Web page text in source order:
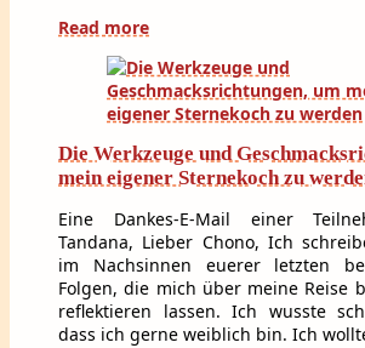
Read more
Die Werkzeuge und
mein eigener Sternekoch zu
Eine Dankes-E-Mail einer
Tandana, Lieber Chono, Ich
im Nachsinnen euerer letzten
Folgen, die mich über meine Reise
reflektieren lassen. Ich wusste
dass ich gerne weiblich bin. Ich